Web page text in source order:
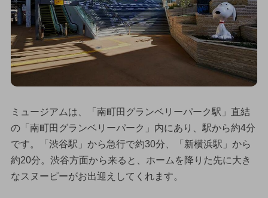
ミュージアムは、「南町田グランベリーパーク駅」直結
の「南町田グランベリーパーク」内にあり、駅から約4分
です。「渋谷駅」から急行で約30分、「新横浜駅」から
約20分。渋谷方面から来ると、ホームを降りた先に大き
なスヌーピーがお出迎えしてくれます。